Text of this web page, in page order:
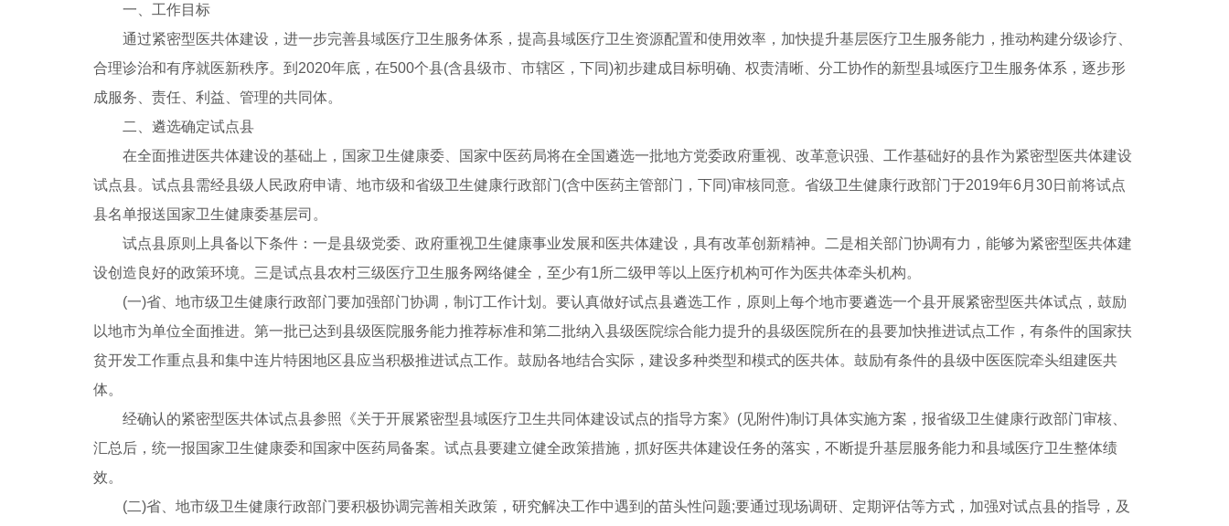
一、工作目标
通过紧密型医共体建设，进一步完善县域医疗卫生服务体系，提高县域医疗卫生资源配置和使用效率，加快提升基层医疗卫生服务能力，推动构建分级诊疗、
合理诊治和有序就医新秩序。到2020年底，在500个县(含县级市、市辖区，下同)初步建成目标明确、权责清晰、分工协作的新型县域医疗卫生服务体系，逐步形
成服务、责任、利益、管理的共同体。
二、遴选确定试点县
在全面推进医共体建设的基础上，国家卫生健康委、国家中医药局将在全国遴选一批地方党委政府重视、改革意识强、工作基础好的县作为紧密型医共体建设
试点县。试点县需经县级人民政府申请、地市级和省级卫生健康行政部门(含中医药主管部门，下同)审核同意。省级卫生健康行政部门于2019年6月30日前将试点
县名单报送国家卫生健康委基层司。
试点县原则上具备以下条件：一是县级党委、政府重视卫生健康事业发展和医共体建设，具有改革创新精神。二是相关部门协调有力，能够为紧密型医共体建
设创造良好的政策环境。三是试点县农村三级医疗卫生服务网络健全，至少有1所二级甲等以上医疗机构可作为医共体牵头机构。
(一)省、地市级卫生健康行政部门要加强部门协调，制订工作计划。要认真做好试点县遴选工作，原则上每个地市要遴选一个县开展紧密型医共体试点，鼓励
以地市为单位全面推进。第一批已达到县级医院服务能力推荐标准和第二批纳入县级医院综合能力提升的县级医院所在的县要加快推进试点工作，有条件的国家扶
贫开发工作重点县和集中连片特困地区县应当积极推进试点工作。鼓励各地结合实际，建设多种类型和模式的医共体。鼓励有条件的县级中医医院牵头组建医共
体。
经确认的紧密型医共体试点县参照《关于开展紧密型县域医疗卫生共同体建设试点的指导方案》(见附件)制订具体实施方案，报省级卫生健康行政部门审核、
汇总后，统一报国家卫生健康委和国家中医药局备案。试点县要建立健全政策措施，抓好医共体建设任务的落实，不断提升基层服务能力和县域医疗卫生整体绩
效。
(二)省、地市级卫生健康行政部门要积极协调完善相关政策，研究解决工作中遇到的苗头性问题;要通过现场调研、定期评估等方式，加强对试点县的指导，及